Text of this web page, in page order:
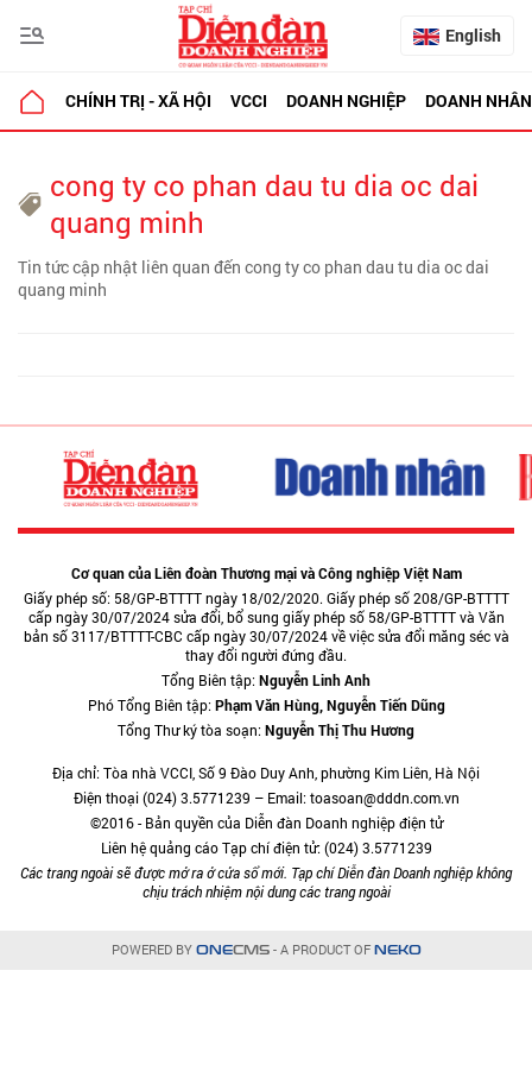
English
CHÍNH TRỊ - XÃ HỘI VCCI DOANH NGHIỆP DOANH NHÂN
cong ty co phan dau tu dia oc dai
quang minh
Tin tức cập nhật liên quan đến cong ty co phan dau tu dia oc dai
quang minh
Cơ quan của Liên đoàn Thương mại và Công nghiệp Việt Nam
Giấy phép số: 58/GP-BTTTT ngày 18/02/2020. Giấy phép số 208/GP-BTTTT
cấp ngày 30/07/2024 sửa đổi, bổ sung giấy phép số 58/GP-BTTTT và Văn
bản số 3117/BTTTT-CBC cấp ngày 30/07/2024 về việc sửa đổi măng séc và
thay đổi người đứng đầu.
Tổng Biên tập:Nguyễn Linh Anh
Phó Tổng Biên tập:Phạm Văn Hùng, Nguyễn Tiến Dũng
Tổng Thư ký tòa soạn:Nguyễn Thị Thu Hương
Địa chỉ: Tòa nhà VCCI, Số 9 Đào Duy Anh, phường Kim Liên, Hà Nội
Điện thoại (024) 3.5771239 – Email: toasoan@dddn.com.vn
©2016 - Bản quyền của Diễn đàn Doanh nghiệp điện tử
Liên hệ quảng cáo Tạp chí điện tử: (024) 3.5771239
Các trang ngoài sẽ được mở ra ở cửa sổ mới. Tạp chí Diễn đàn Doanh nghiệp không
chịu trách nhiệm nội dung các trang ngoài
POWERED BY ONECMS- A PRODUCT OF NEKO